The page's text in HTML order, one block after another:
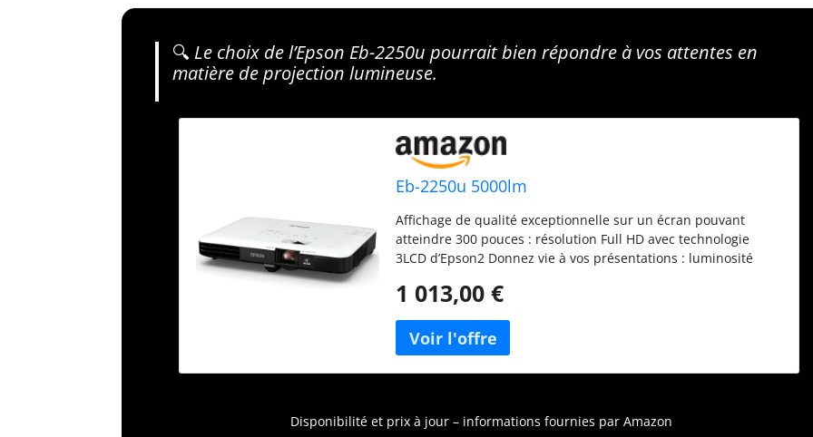
🔍 Le choix de l’Epson Eb-2250u pourrait bien répondre à vos attentes en
matière de projection lumineuse.
Eb-2250u 5000lm
Affichage de qualité exceptionnelle sur un écran pouvant
atteindre 300 pouces : résolution Full HD avec technologie
3LCD d’Epson2 Donnez vie à vos présentations : luminosité
polyvalentes : deux entrées HDMI et connectivité sans fil en
PC Gesture Presenter : contrôlez de façon intuitive le
projecteur par vos gestes Taille de l'image 50 pouces - 300
pouces
1 013,00 €
Disponibilité et prix à jour – informations fournies par Amazon